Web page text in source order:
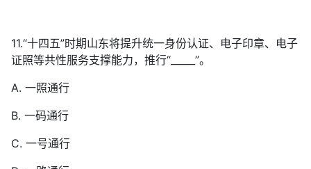
11.“十四五”时期山东将提升统一身份认证、电子印章、电子
证照等共性服务支撑能力，推行“_____”。
A. 一照通行
B. 一码通行
C. 一号通行